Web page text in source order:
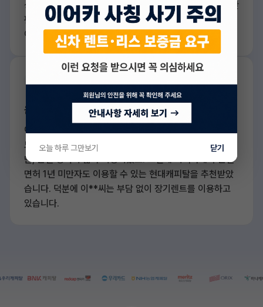
상으로 괜찮았던 한** 씨는 이어카를 통해 신한카드에서 간
편하게 승인을 받을 수 있었죠. 덕분에 원하는 차를 빠르게
이용하게 되어 큰 도움이 되었습니 다.
운전면허 취득 1년 미만
이**씨는 이제 막 21살이 된 대학생 으로, 면허를 딴 지 1년
도 되지 않았 습니다. 학교와 집이 멀어서 차가 꼭 필요했지
만, 운전 경력이 짧아 걱정이었죠. 그런데 이어카에서 운전
면허 1년 미만자도 이용할 수 있는 현대캐피탈을 추천받았
습니다. 덕분에 이**씨는 부담 없이 장기렌트를 이용하고
있습니다.
오늘 하루 그만보기 닫기